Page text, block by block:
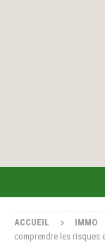
ACCUEIL IMMO
comprendre les risques